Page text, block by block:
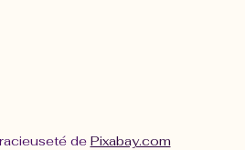
de Pixabay.com